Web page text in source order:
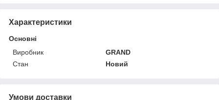
Характеристики
Основні
Виробник
GRAND
Стан
Новий
Умови доставки